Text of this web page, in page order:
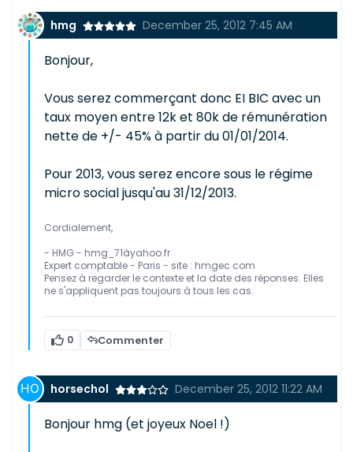
hmg December 25, 2012 7:45 AM
Bonjour,
Vous serez commerçant donc EI BIC avec un
taux moyen entre 12k et 80k de rémunération
nette de +/- 45% à partir du 01/01/2014.
Pour 2013, vous serez encore sous le régime
micro social jusqu'au 31/12/2013.
Cordialement,
- HMG - hmg_71àyahoo.fr
Expert comptable - Paris - site : hmgec com
Pensez à regarder le contexte et la date des réponses. Elles
ne s'appliquent pas toujours à tous les cas.
0 Commenter
horsechol December 25, 2012 11:22 AM
Bonjour hmg (et joyeux Noel !)